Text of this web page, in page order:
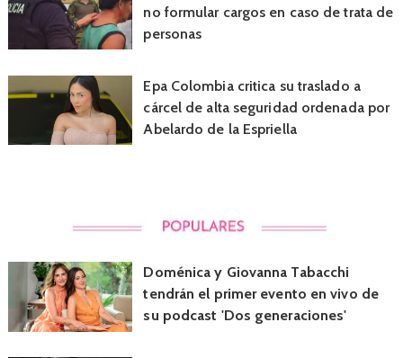
no formular cargos en caso de trata de
personas
Epa Colombia critica su traslado a
cárcel de alta seguridad ordenada por
Abelardo de la Espriella
Doménica y Giovanna Tabacchi
tendrán el primer evento en vivo de
su podcast 'Dos generaciones'